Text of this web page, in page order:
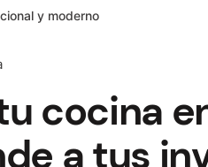
y moderno
cocina
a tus